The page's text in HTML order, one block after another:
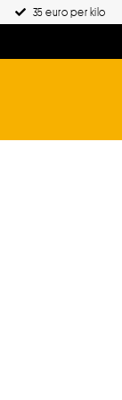
35 euro per kilo